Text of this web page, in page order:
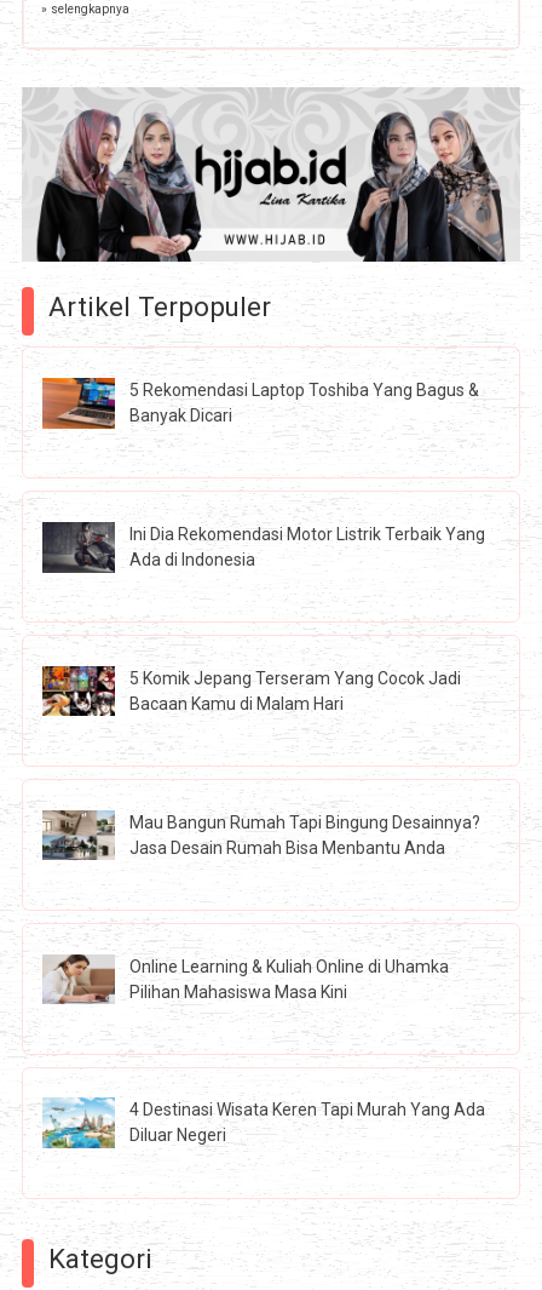
» selengkapnya
Artikel Terpopuler
5 Rekomendasi Laptop Toshiba Yang Bagus &
Banyak Dicari
Ini Dia Rekomendasi Motor Listrik Terbaik Yang
Ada di Indonesia
5 Komik Jepang Terseram Yang Cocok Jadi
Bacaan Kamu di Malam Hari
Mau Bangun Rumah Tapi Bingung Desainnya?
Jasa Desain Rumah Bisa Menbantu Anda
Online Learning & Kuliah Online di Uhamka
Pilihan Mahasiswa Masa Kini
4 Destinasi Wisata Keren Tapi Murah Yang Ada
Diluar Negeri
Kategori